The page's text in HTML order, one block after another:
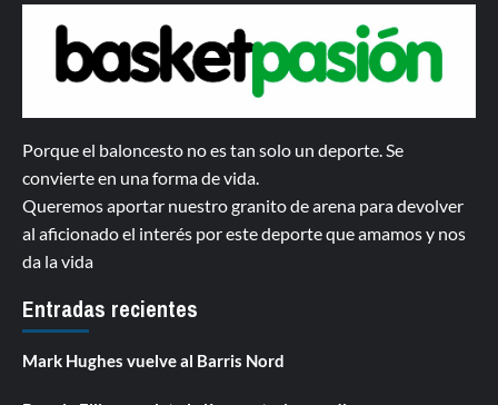
Porque el baloncesto no es tan solo un deporte. Se
convierte en una forma de vida.
Queremos aportar nuestro granito de arena para devolver
al aficionado el interés por este deporte que amamos y nos
da la vida
Entradas recientes
Mark Hughes vuelve al Barris Nord